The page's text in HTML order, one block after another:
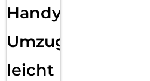
Handy
Umzug
leicht